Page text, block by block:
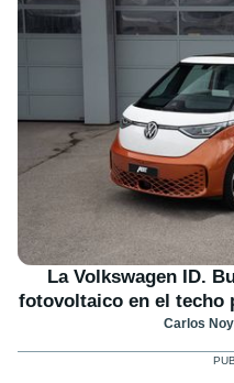
La Volkswagen ID.
fotovoltaico en el techo
Carlos